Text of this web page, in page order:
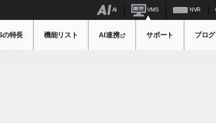
AI VMS NVR
の特長 機能リスト AI連携 サポート ブログ